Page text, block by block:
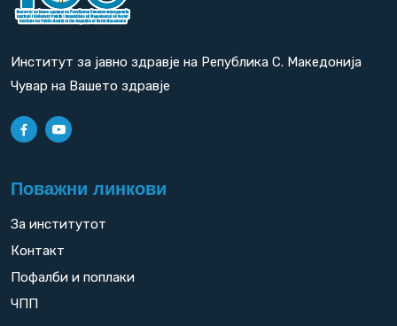
Институт за јавно здравје на Република С. Македонија
Чувар на Вашето здравје
Поважни линкови
За институтот
Контакт
Пофалби и поплаки
ЧПП